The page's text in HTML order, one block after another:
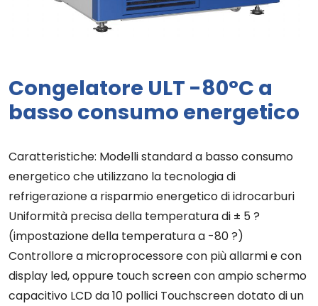
Congelatore ULT -80°C a
basso consumo energetico
Caratteristiche: Modelli standard a basso consumo
energetico che utilizzano la tecnologia di
refrigerazione a risparmio energetico di idrocarburi
Uniformità precisa della temperatura di ± 5 ?
(impostazione della temperatura a -80 ?)
Controllore a microprocessore con più allarmi e con
display led, oppure touch screen con ampio schermo
capacitivo LCD da 10 pollici Touchscreen dotato di un